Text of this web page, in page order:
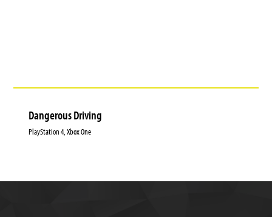
Dangerous Driving
PlayStation 4, Xbox One